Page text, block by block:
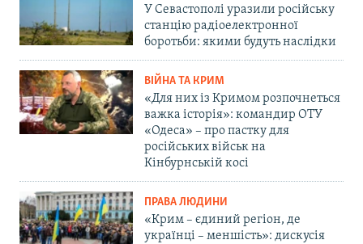
У Севастополі уразили російську
станцію радіоелектронної
боротьби: якими будуть наслідки
ВІЙНА ТА КРИМ
«Для них із Кримом розпочнеться
важка історія»: командир ОТУ
«Одеса» – про пастку для
російських військ на
Кінбурнській косі
ПРАВА ЛЮДИНИ
«Крим – єдиний регіон, де
українці – меншість»: дискусія